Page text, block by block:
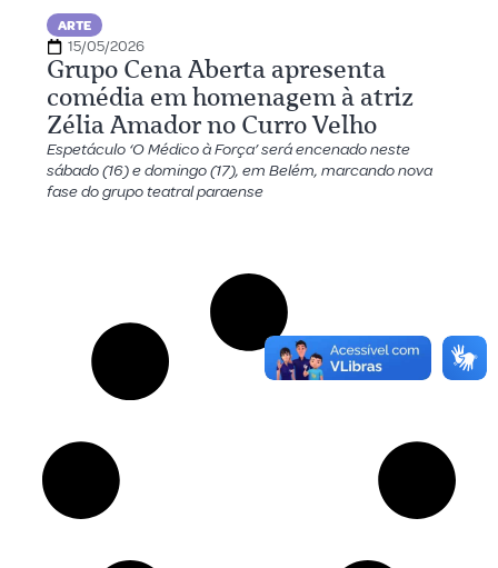
ARTE
15/05/2026
Grupo Cena Aberta apresenta
comédia em homenagem à atriz
Zélia Amador no Curro Velho
Espetáculo ‘O Médico à Força’ será encenado neste
sábado (16) e domingo (17), em Belém, marcando nova
fase do grupo teatral paraense